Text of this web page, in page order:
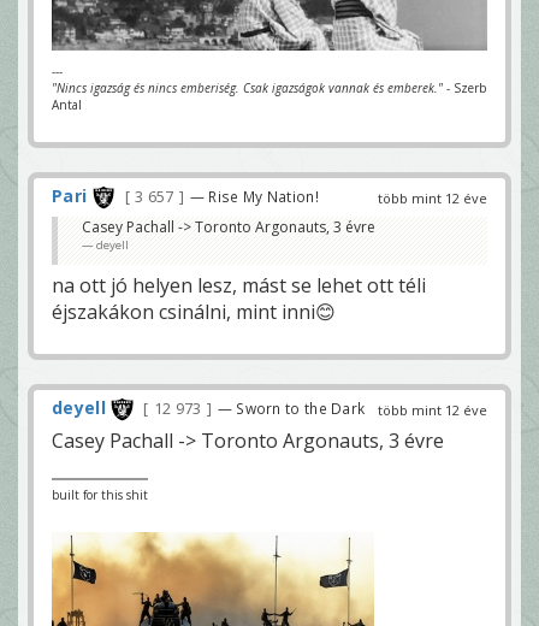
---
"Nincs igazság és nincs emberiség. Csak igazságok vannak és emberek." - Szerb
Antal
több mint 12 éve
Pari 3 657 — Rise My Nation!
Casey Pachall -> Toronto Argonauts, 3 évre
deyell
na ott jó helyen lesz, mást se lehet ott téli
éjszakákon csinálni, mint inni😊
több mint 12 éve
deyell 12 973 — Sworn to the Dark
Casey Pachall -> Toronto Argonauts, 3 évre
built for this shit